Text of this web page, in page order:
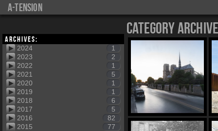
a-tension
Archives:
2024
1
2023
2
2022
1
2021
5
2020
1
2019
1
2018
6
2017
5
2016
82
2015
77
Category